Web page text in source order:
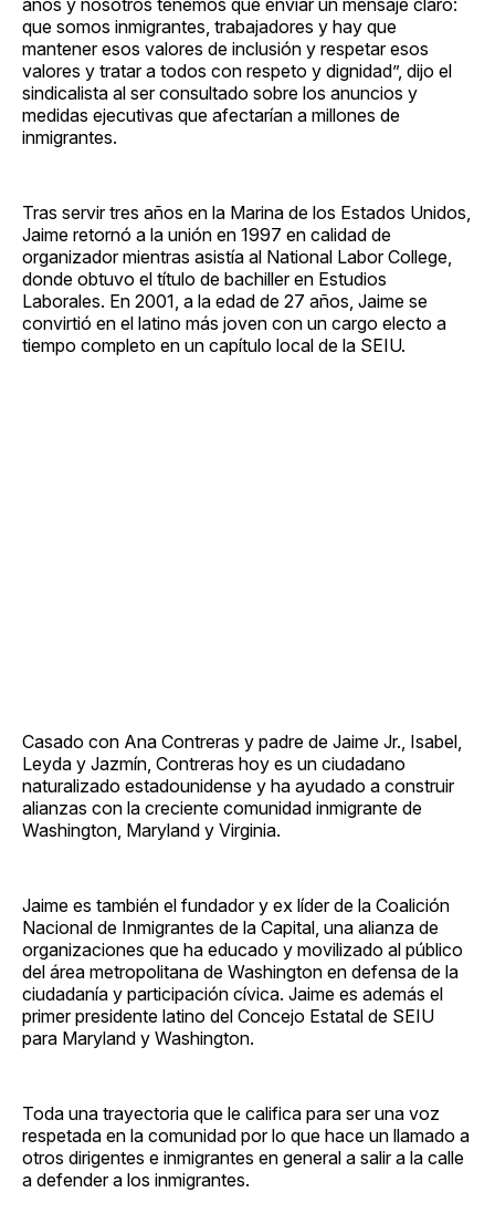
que somos inmigrantes, trabajadores y hay que
mantener esos valores de inclusión y respetar esos
valores y tratar a todos con respeto y dignidad”, dijo el
sindicalista al ser consultado sobre los anuncios y
medidas ejecutivas que afectarían a millones de
inmigrantes.
Tras servir tres años en la Marina de los Estados Unidos,
Jaime retornó a la unión en 1997 en calidad de
organizador mientras asistía al National Labor College,
donde obtuvo el título de bachiller en Estudios
Laborales. En 2001, a la edad de 27 años, Jaime se
convirtió en el latino más joven con un cargo electo a
tiempo completo en un capítulo local de la SEIU.
Casado con Ana Contreras y padre de Jaime Jr., Isabel,
Leyda y Jazmín, Contreras hoy es un ciudadano
naturalizado estadounidense y ha ayudado a construir
alianzas con la creciente comunidad inmigrante de
Washington, Maryland y Virginia.
Jaime es también el fundador y ex líder de la Coalición
Nacional de Inmigrantes de la Capital, una alianza de
organizaciones que ha educado y movilizado al público
del área metropolitana de Washington en defensa de la
ciudadanía y participación cívica. Jaime es además el
primer presidente latino del Concejo Estatal de SEIU
para Maryland y Washington.
Toda una trayectoria que le califica para ser una voz
respetada en la comunidad por lo que hace un llamado a
otros dirigentes e inmigrantes en general a salir a la calle
a defender a los inmigrantes.